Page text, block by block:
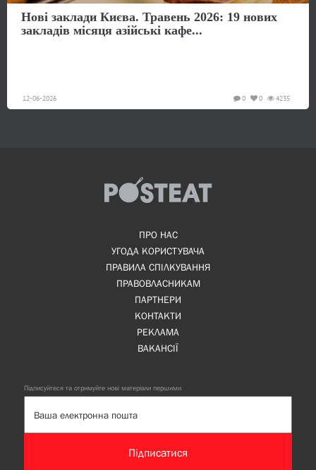
Нові заклади Києва. Травень 2026: 19 нових
закладів місяця азійські кафе...
12-06-2026 4235
0
0
ПРО НАС
УГОДА КОРИСТУВАЧА
ПРАВИЛА СПІЛКУВАННЯ
ПРАВОВЛАСНИКАМ
ПАРТНЕРИ
КОНТАКТИ
РЕКЛАМА
ВАКАНСІЇ
Підписуйтеся та отримуйте нові матеріали першими
Підписатися